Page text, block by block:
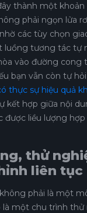
thành một
phải ngọn lửa
các tùy chọn
luồng tương tác tự
vào đường cong
bạn vẫn còn tự hỏi
thực sự hiệu quả
kết hợp giữa nội
được liều lượng hợp
thử
liên tục
phải là một
là một chu trình thử